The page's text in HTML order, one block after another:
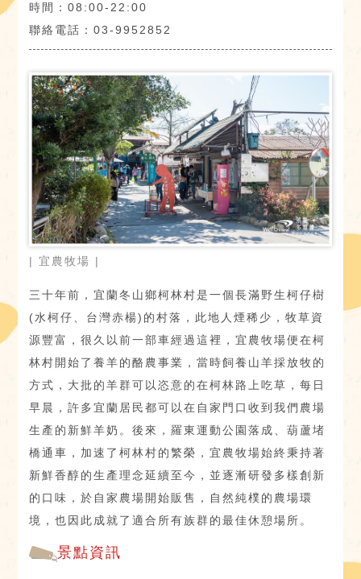
時間：08:00-22:00
聯絡電話：03-9952852
| 宜農牧場 |
三十年前，宜蘭冬山鄉柯林村是一個長滿野生柯仔樹
(水柯仔、台灣赤楊)的村落，此地人煙稀少，牧草資
源豐富，很久以前一部車經過這裡，宜農牧場便在柯
林村開始了養羊的酪農事業，當時飼養山羊採放牧的
方式，大批的羊群可以恣意的在柯林路上吃草，每日
早晨，許多宜蘭居民都可以在自家門口收到我們農場
生產的新鮮羊奶。後來，羅東運動公園落成、葫蘆堵
橋通車，加速了柯林村的繁榮，宜農牧場始終秉持著
新鮮香醇的生產理念延續至今，並逐漸研發多樣創新
的口味，於自家農場開始販售，自然純樸的農場環
境，也因此成就了適合所有族群的最佳休憩場所。
景點資訊